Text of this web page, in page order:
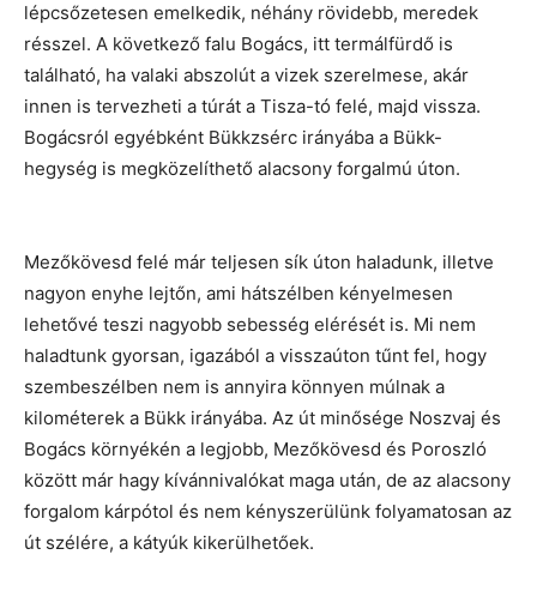
lépcsőzetesen emelkedik, néhány rövidebb, meredek
résszel. A következő falu Bogács, itt termálfürdő is
található, ha valaki abszolút a vizek szerelmese, akár
innen is tervezheti a túrát a Tisza-tó felé, majd vissza.
Bogácsról egyébként Bükkzsérc irányába a Bükk-
hegység is megközelíthető alacsony forgalmú úton.
Mezőkövesd felé már teljesen sík úton haladunk, illetve
nagyon enyhe lejtőn, ami hátszélben kényelmesen
lehetővé teszi nagyobb sebesség elérését is. Mi nem
haladtunk gyorsan, igazából a visszaúton tűnt fel, hogy
szembeszélben nem is annyira könnyen múlnak a
kilométerek a Bükk irányába. Az út minősége Noszvaj és
Bogács környékén a legjobb, Mezőkövesd és Poroszló
között már hagy kívánnivalókat maga után, de az alacsony
forgalom kárpótol és nem kényszerülünk folyamatosan az
út szélére, a kátyúk kikerülhetőek.